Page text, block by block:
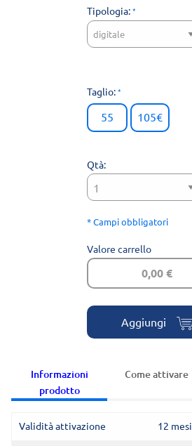
Tipologia:
Taglio:
55 105€
Qtà:
* Campi obbligatori
Valore carrello
0,00 €
Aggiungi
Informazioni
prodotto
Come attivare
Validità attivazione 12 mesi